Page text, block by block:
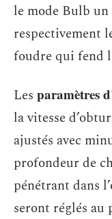
le mode Bulb
respectivement
foudre qui fend
Les paramètres
la vitesse
ajustés avec
profondeur de
pénétrant dans
seront réglés